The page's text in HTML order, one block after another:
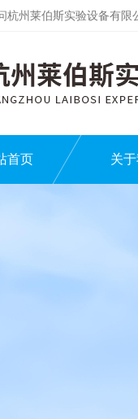
杭州莱伯斯实验设备有限
首页 关